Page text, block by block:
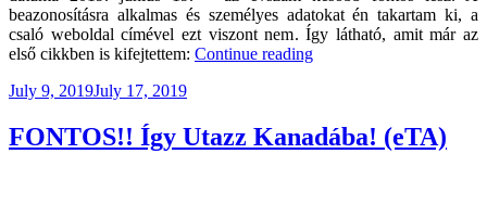
beazonosításra alkalmas és személyes adatokat én takartam ki, a
csaló weboldal címével ezt viszont nem. Így látható, amit már az
első cikkben is kifejtettem: Continue reading“Így
#2”
Posted
July 9, 2019July 17, 2019
FONTOS!! Így Utazz Kanadába! (eTA)